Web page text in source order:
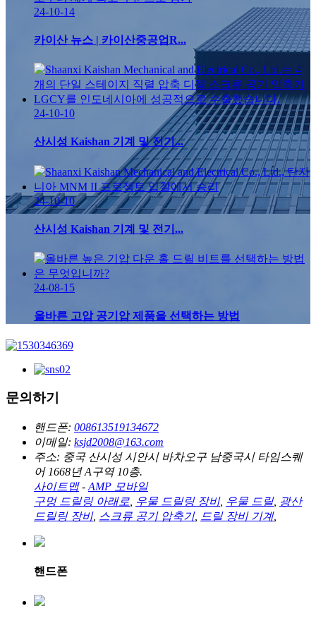
24-10-14
카이산 뉴스 | 카이산중공업R...
24-10-10
산시성 Kaishan 기계 및 전기...
24-10-10
산시성 Kaishan 기계 및 전기...
24-08-15
올바른 고압 공기압 제품을 선택하는 방법
문의하기
핸드폰: 008613519134672
이메일: ksjd2008@163.com
주소: 중국 산시성 시안시 바차오구 남중국시 타임스퀘
어 1668년 A구역 10층.
사이트맵- AMP 모바일
구멍 드릴링 아래로 우물 드릴링 장비, 우물 드릴, 광산
드릴링 장비, 스크류 공기 압축기, 드릴 장비 기계,
핸드폰